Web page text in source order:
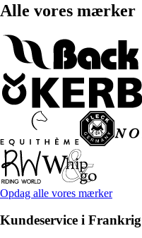
Alle vores mærker
Opdag alle vores mærker
Kundeservice i Frankrig